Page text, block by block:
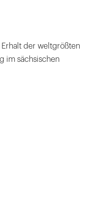
der weltgrößten
im sächsischen